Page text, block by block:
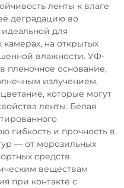
ленты к влаге
деградацию во
для
на открытых
влажности. УФ-
пленочное основание,
излучением,
которые могут
ленты. Белая
гибкость и прочность в
— от морозильных
средств.
веществам
при контакте с